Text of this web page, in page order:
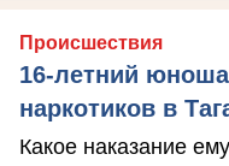
Происшествия
16-летний
наркотиков в
Какое наказание